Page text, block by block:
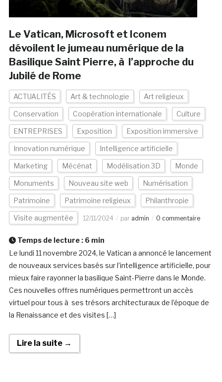
Le Vatican, Microsoft et Iconem
dévoilent le jumeau numérique de la
Basilique Saint Pierre, à l’approche du
Jubilé de Rome
ACTUALITÉS Art & technologie Art religieux
Conservation Coopération internationale Culture
ENTREPRISES Exposition Exposition immersive
Innovation numérique Intelligence artificielle
Marketing Mécénat Modélisation 3D Monde
Monuments Nouveau site web Numérisation
Patrimoine Patrimoine religieux Philanthropie
Visite augmentée 12/11/2024 par admin 0 commentaire
Temps de lecture : 6 min
Le lundi 11 novembre 2024, le Vatican a annoncé le lancement
de nouveaux services basés sur l’intelligence artificielle, pour
mieux faire rayonner la basilique Saint-Pierre dans le Monde.
Ces nouvelles offres numériques permettront un accès
virtuel pour tous à ses trésors architecturaux de l’époque de
la Renaissance et des visites […]
Lire la suite →